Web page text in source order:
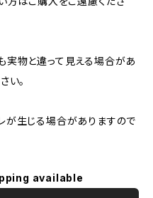
実物と違って見える場合があ
い。
が生じる場合がありますので
available